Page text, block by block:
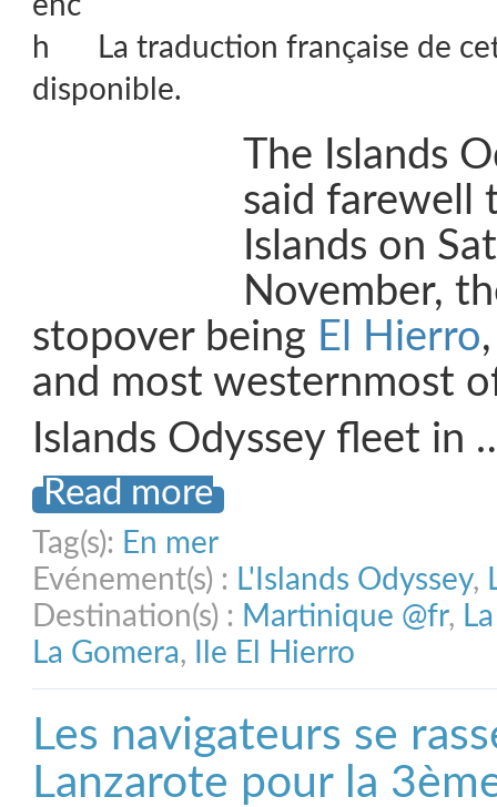
La traduction française de
disponible.
The Islands
said farewell
Islands on
November,
stopover being El Hierro
and most westernmost
Islands Odyssey fleet in
Read more
Tag(s): En mer
Evénement(s) : L'Islands Odyssey,
Destination(s) : Martinique @fr,
La Gomera, Ile El Hierro
Les navigateurs se
Lanzarote pour la